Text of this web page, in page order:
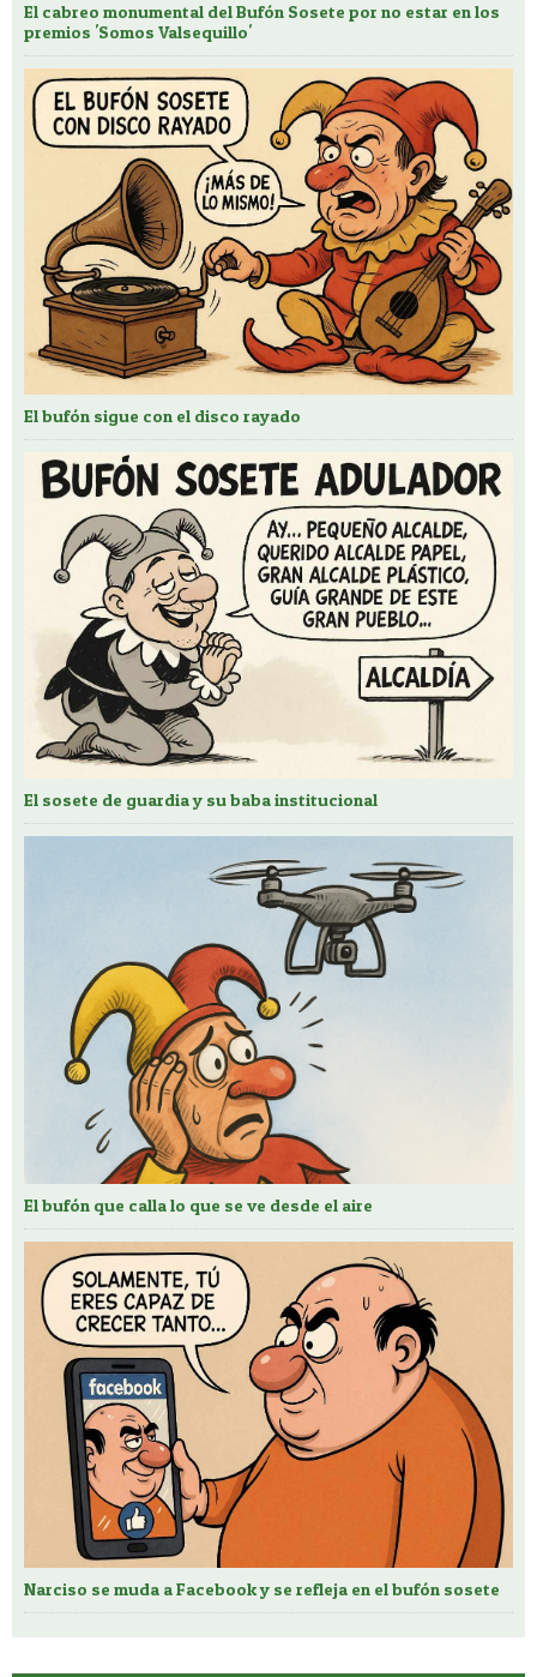
El cabreo monumental del Bufón Sosete por no estar en los
premios 'Somos Valsequillo'
El bufón sigue con el disco rayado
El sosete de guardia y su baba institucional
El bufón que calla lo que se ve desde el aire
Narciso se muda a Facebook y se refleja en el bufón sosete